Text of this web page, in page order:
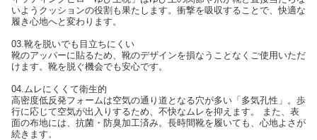
いようクッションの役割も果たします。衝撃を吸収することで、快適な
履き心地へと変わります。
03.靴を脱いでも目立ちにくい
靴のアッパーに貼るため、靴のデザインを損なうことなくご使用いただ
けます。靴を脱ぐ機会でも安心です。
04.ムレにくくて衛生的
高密度低反発フォームは空気の通り道となる穴が多い「多気孔性」。歩
行に応じて空気が出入りするため、不快なムレを抑えます。 また、表
面の布地には、抗菌・防臭加工済み。長時間靴を履いても、心地よさが
続きます。